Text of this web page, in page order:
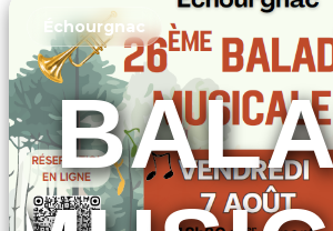
Échourgnac